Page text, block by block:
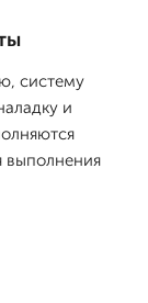
систему
и
выполнения